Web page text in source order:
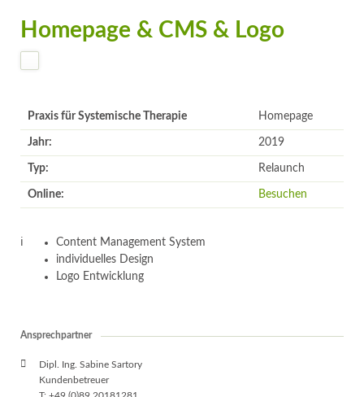
LinkedIn Xing FacebookInstagram
Homepage & CMS & Logo
Praxis für Systemische Therapie Homepage
Jahr: 2019
Typ: Relaunch
Online: Besuchen
Content Management System
individuelles Design
Logo Entwicklung
Ansprechpartner
Dipl. Ing. Sabine Sartory
Kundenbetreuer